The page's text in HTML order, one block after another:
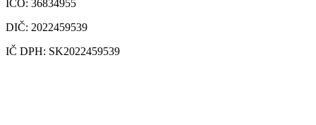
IČO: 36834955
DIČ: 2022459539
IČ DPH: SK2022459539